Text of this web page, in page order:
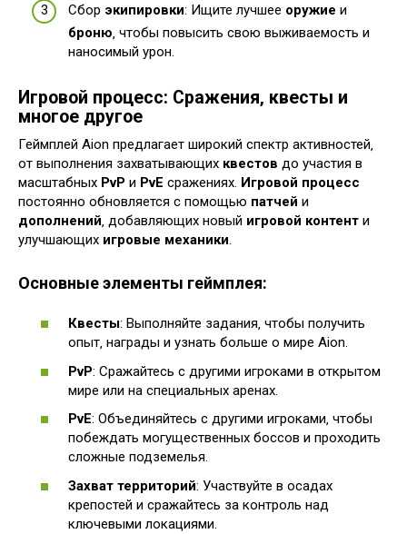
Сбор экипировки: Ищите лучшее оружие и
броню ‚ чтобы повысить свою выживаемость и
наносимый урон.
Игровой процесс: Сражения‚ квесты и
многое другое
Геймплей Aion предлагает широкий спектр активностей‚
от выполнения захватывающих квестов до участия в
масштабных PvP и PvE сражениях. Игровой процесс
постоянно обновляется с помощью патчей и
дополнений ‚ добавляющих новый игровой контент и
улучшающих игровые механики
Основные элементы геймплея:
Квесты: Выполняйте задания‚ чтобы получить
опыт‚ награды и узнать больше о мире Aion.
PvP: Сражайтесь с другими игроками в открытом
мире или на специальных аренах.
PvE: Объединяйтесь с другими игроками‚ чтобы
побеждать могущественных боссов и проходить
сложные подземелья.
Захват территорий: Участвуйте в осадах
крепостей и сражайтесь за контроль над
ключевыми локациями.